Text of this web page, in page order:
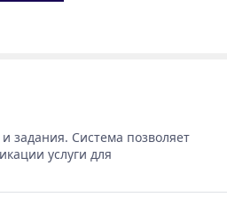
задания. Система позволяет
услуги для